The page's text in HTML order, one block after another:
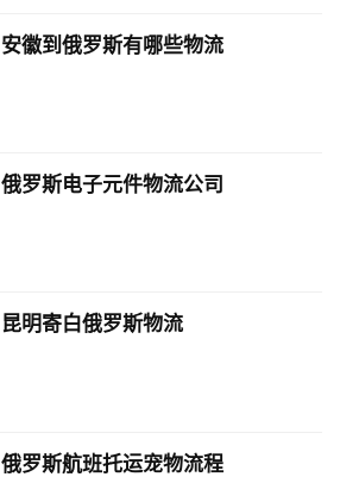
安徽到俄罗斯有哪些物流
俄罗斯电子元件物流公司
昆明寄白俄罗斯物流
俄罗斯航班托运宠物流程